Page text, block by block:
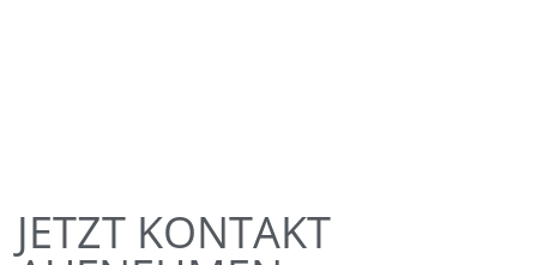
JETZT KONTAKT